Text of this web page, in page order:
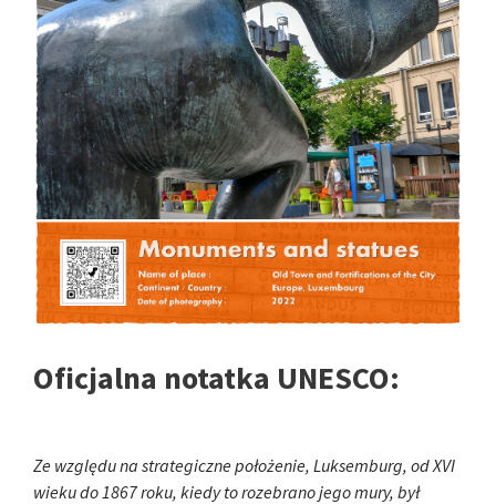
Oficjalna notatka UNESCO:
Ze względu na strategiczne położenie, Luksemburg, od XVI
wieku do 1867 roku, kiedy to rozebrano jego mury, był